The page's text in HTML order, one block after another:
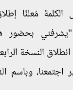
مُعلنًا
"يشرفني بحضور
انطلاق النسخة
اجتمعنا، وباسم